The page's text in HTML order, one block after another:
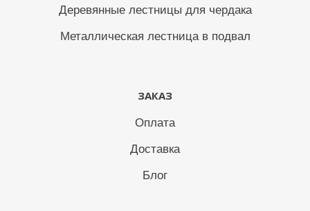
Деревянные лестницы для чердака
Металлическая лестница в подвал
ЗАКАЗ
Оплата
Доставка
Блог